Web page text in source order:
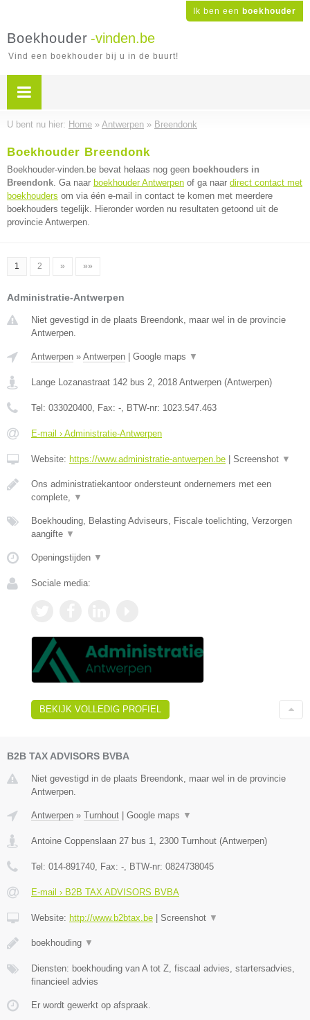
Ik ben een boekhouder
Boekhouder -vinden.be
Vind een boekhouder bij u in de buurt!
U bent nu hier: Home » Antwerpen » Breendonk
Boekhouder Breendonk
Boekhouder-vinden.be bevat helaas nog geen boekhouders in
Breendonk. Ga naar boekhouder Antwerpen of ga naar direct contact met
boekhouders om via één e-mail in contact te komen met meerdere
boekhouders tegelijk. Hieronder worden nu resultaten getoond uit de
provincie Antwerpen.
1 2 » »»
Administratie-Antwerpen
Niet gevestigd in de plaats Breendonk, maar wel in de provincie
Antwerpen.
Antwerpen » Antwerpen Google maps ▼
Lange Lozanastraat 142 bus 2, 2018 Antwerpen (Antwerpen)
Tel: 033020400, Fax: -, BTW-nr: 1023.547.463
E-mail › Administratie-Antwerpen
Website: https://www.administratie-antwerpen.be Screenshot ▼
Ons administratiekantoor ondersteunt ondernemers met een
complete, ▼
Boekhouding, Belasting Adviseurs, Fiscale toelichting, Verzorgen
aangifte ▼
Openingstijden ▼
Sociale media:
BEKIJK VOLLEDIG PROFIEL
B2B TAX ADVISORS BVBA
Niet gevestigd in de plaats Breendonk, maar wel in de provincie
Antwerpen.
Antwerpen » Turnhout Google maps ▼
Antoine Coppenslaan 27 bus 1, 2300 Turnhout (Antwerpen)
Tel: 014-891740, Fax: -, BTW-nr: 0824738045
E-mail › B2B TAX ADVISORS BVBA
Website: http://www.b2btax.be Screenshot ▼
boekhouding ▼
Diensten: boekhouding van A tot Z, fiscaal advies, startersadvies,
financieel advies
Er wordt gewerkt op afspraak.